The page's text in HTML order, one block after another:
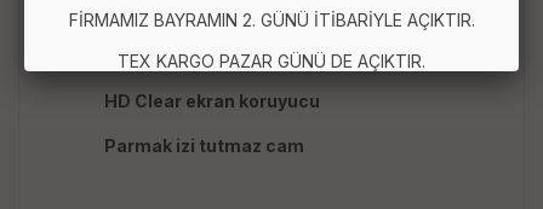
Universal ekran koruyucu
Akıllı telefon ekran koruyucu
HD Clear ekran koruyucu
Parmak izi tutmaz cam
FİRMAMIZ BAYRAMIN 2. GÜNÜ İTİBARİYLE AÇIKTIR.
TEX KARGO PAZAR GÜNÜ DE AÇIKTIR.